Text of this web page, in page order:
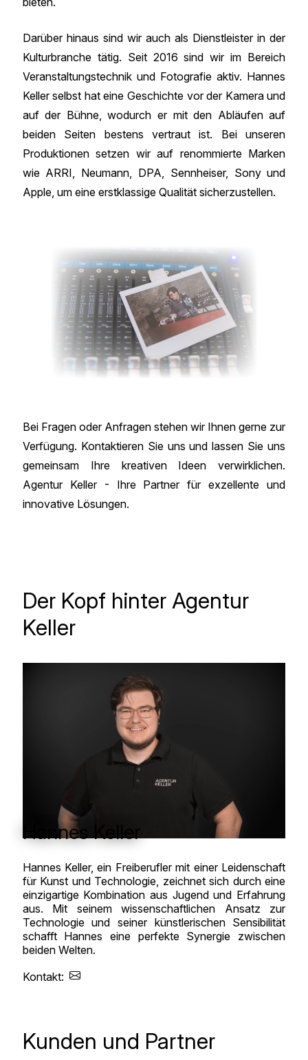
Darüber hinaus sind wir auch als Dienstleister in der
Kulturbranche tätig. Seit 2016 sind wir im Bereich
Veranstaltungstechnik und Fotografie aktiv. Hannes
Keller selbst hat eine Geschichte vor der Kamera und
auf der Bühne, wodurch er mit den Abläufen auf
beiden Seiten bestens vertraut ist. Bei unseren
Produktionen setzen wir auf renommierte Marken
wie ARRI, Neumann, DPA, Sennheiser, Sony und
Apple, um eine erstklassige Qualität sicherzustellen.
Bei Fragen oder Anfragen stehen wir Ihnen gerne zur
Verfügung. KontaktierenSie uns und lassen Sie uns
gemeinsam Ihre kreativen Ideen verwirklichen.
Agentur Keller - Ihre Partner für exzellente und
innovative Lösungen.
Der Kopf hinter Agentur
Keller
Hannes Keller
Hannes Keller, ein Freiberufler mit einer Leidenschaft
für Kunst und Technologie, zeichnet sich durch eine
einzigartige Kombination aus Jugend und Erfahrung
aus. Mit seinem wissenschaftlichen Ansatz zur
Technologie und seiner künstlerischen Sensibilität
schafft Hannes eine perfekte Synergie zwischen
beiden Welten.
Kontakt:
Kunden und Partner